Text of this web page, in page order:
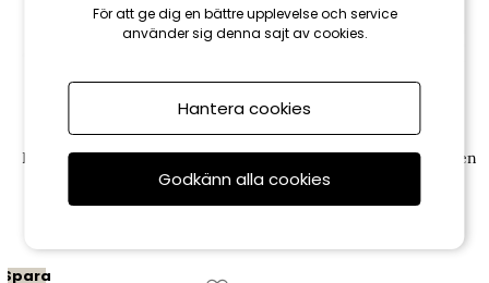
Delia relaxstol - dusty green
1 791 kr 1 990 kr
Poul loungefåtölj - dusty green
2 961 kr 3 290 kr
Spara
För att ge dig en bättre upplevelse och service
använder sig denna sajt av cookies.
Hantera cookies
Godkänn alla cookies